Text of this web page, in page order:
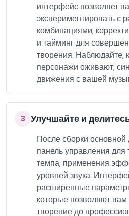
интерфейс позволяет
экспериментировать с
комбинациями,
и тайминг для
творения. Наблюдайте,
персонажи оживают,
движения с вашей
3 Улучшайте и
После сборки основной
панель управления для
темпа, применения
уровней звука.
расширенные
которые позволяют
творение до